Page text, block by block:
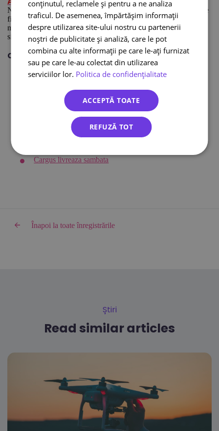
Nu uitați că trimiterea de colete grele și cu forme neregulate poate
fi complicată, dar cu o pregătire corectă, alegerea curierului și
monitorizarea procesului, coletul dumneavoastră va ajunge în
siguranță și la timp. Mult succes!
Citește și:
Curier international
Curier online
DPD curier
Cargus Ship & Go
Integrari eCommerce
Lockere FANbox
Cargus livreaza sambata
Înapoi la toate înregistrările
Știri
Read similar articles
conținutul, reclamele și pentru a ne analiza
traficul. De asemenea, împărtășim informații
despre utilizarea site-ului nostru cu partenerii
noștri de publicitate și analiză, care le pot
combina cu alte informații pe care le-ați furnizat
sau pe care le-au colectat din utilizarea
serviciilor lor. Politica de confidențialitate
ACCEPTĂ TOATE
REFUZĂ TOT